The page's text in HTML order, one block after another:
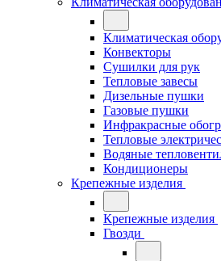
Климатическая
Конвекторы
Сушилки для рук
Тепловые завесы
Дизельные пушки
Газовые пушки
Инфракрасные
Тепловые
Водяные
Кондиционеры
Крепежные изделия
Крепежные изделия
Гвозди